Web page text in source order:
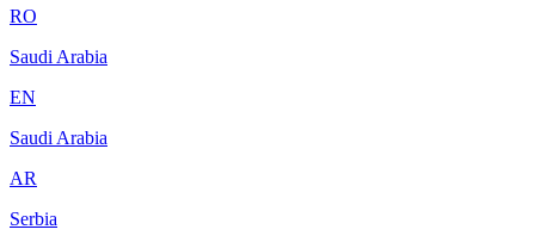
RO
Saudi Arabia
EN
Saudi Arabia
AR
Serbia